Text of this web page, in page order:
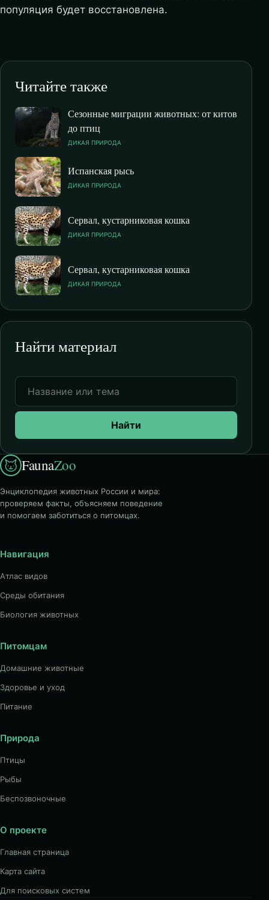
популяция будет восстановлена.
Читайте также
Сезонные миграции животных: от китов
до птиц
ДИКАЯ ПРИРОДА
Испанская рысь
ДИКАЯ ПРИРОДА
Сервал, кустарниковая кошка
ДИКАЯ ПРИРОДА
Сервал, кустарниковая кошка
ДИКАЯ ПРИРОДА
Найти материал
Найти
FaunaZoo
Энциклопедия животных России и мира:
проверяем факты, объясняем поведение
и помогаем заботиться о питомцах.
Навигация
Атлас видов
Среды обитания
Биология животных
Питомцам
Домашние животные
Здоровье и уход
Питание
Природа
Птицы
Рыбы
Беспозвоночные
О проекте
Главная страница
Карта сайта
Для поисковых систем